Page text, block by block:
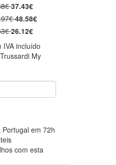
37.43€
48.58€
26.12€
IVA incluído
My
em 72h
com esta